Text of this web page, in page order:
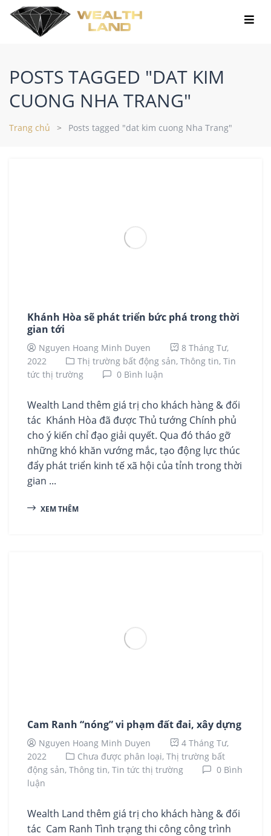
POSTS TAGGED "DAT KIM
CUONG NHA TRANG"
Trang chủ Posts tagged "dat kim cuong Nha Trang"
Khánh Hòa sẽ phát triển bức phá trong thời
gian tới
Nguyen Hoang Minh Duyen
8 Tháng Tư,
2022
Thị trường bất động sản, Thông tin, Tin
tức thị trường
0 Bình luận
Wealth Land thêm giá trị cho khách hàng & đối
tác Khánh Hòa đã được Thủ tướng Chính phủ
cho ý kiến chỉ đạo giải quyết. Qua đó tháo gỡ
những khó khăn vướng mắc, tạo động lực thúc
đẩy phát triển kinh tế xã hội của tỉnh trong thời
gian ...
XEM THÊM
Cam Ranh “nóng” vi phạm đất đai, xây dựng
Nguyen Hoang Minh Duyen
4 Tháng Tư,
2022
Chưa được phân loại, Thị trường bất
động sản, Thông tin, Tin tức thị trường
0 Bình
luận
Wealth Land thêm giá trị cho khách hàng & đối
tác Cam Ranh Tình trạng thi công công trình